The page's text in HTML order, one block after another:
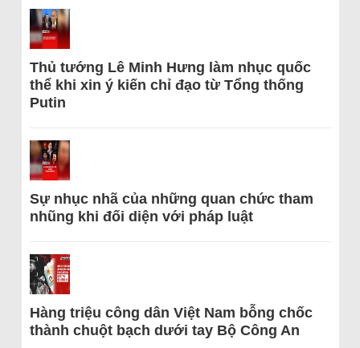
Thủ tướng Lê Minh Hưng làm nhục quốc
thể khi xin ý kiến chỉ đạo từ Tổng thống
Putin
Sự nhục nhã của những quan chức tham
nhũng khi đối diện với pháp luật
Hàng triệu công dân Việt Nam bỗng chốc
thành chuột bạch dưới tay Bộ Công An